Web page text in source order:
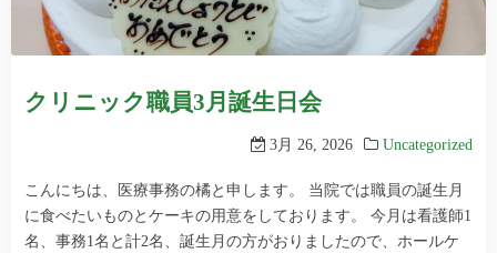
クリニック職員3月誕生日会
3月 26, 2026 Uncategorized
こんにちは、医療事務の橘と申します。 当院では職員の誕生月
に食べたいものとケーキの用意をしております。 今月は看護師1
名、事務1名と計2名、誕生月の方がおりましたので、ホールケ